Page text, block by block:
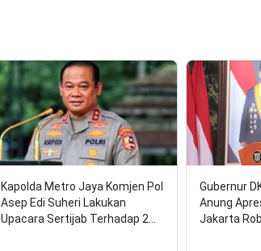
Kapolda Metro Jaya Komjen Pol
Asep Edi Suheri Lakukan
Upacara Sertijab Terhadap 2…
Gubernur
Anung
Jakarta